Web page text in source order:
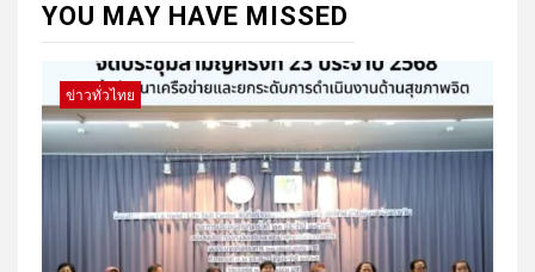
YOU MAY HAVE MISSED
ข่าวทั่วไทย